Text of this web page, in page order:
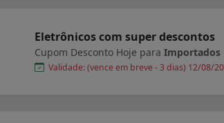
Eletrônicos com super descontos
Cupom Desconto Hoje para Importados
Validade: (vence em breve - 3 dias) 12/08/